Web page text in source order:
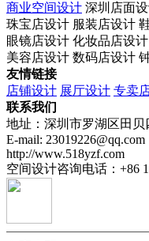
商业空间设计 深圳店面
珠宝店设计 服装店设计
眼镜店设计 化妆品店设
美容店设计 数码店设计
友情链接
店铺设计 展厅设计 专卖
联系我们
地址：深圳市罗湖区田
E-mail: 23019226@qq.com
http://www.518yzf.com
空间设计咨询电话：+86